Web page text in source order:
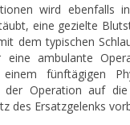
wird ebenfalls
eine gezielte
dem typischen
eine ambulante
fünftägigen
der Operation auf
des Ersatzgelenks